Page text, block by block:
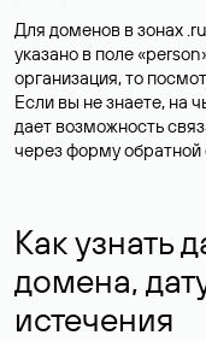
Для доменов в зонах
указано в поле
организация, то
Если вы не знаете, на
дает возможность
через форму обратной
Как узнать
домена,
истечения